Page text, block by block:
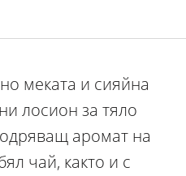
меката и сияйна
лосион за тяло
аромат на
чай, както и с